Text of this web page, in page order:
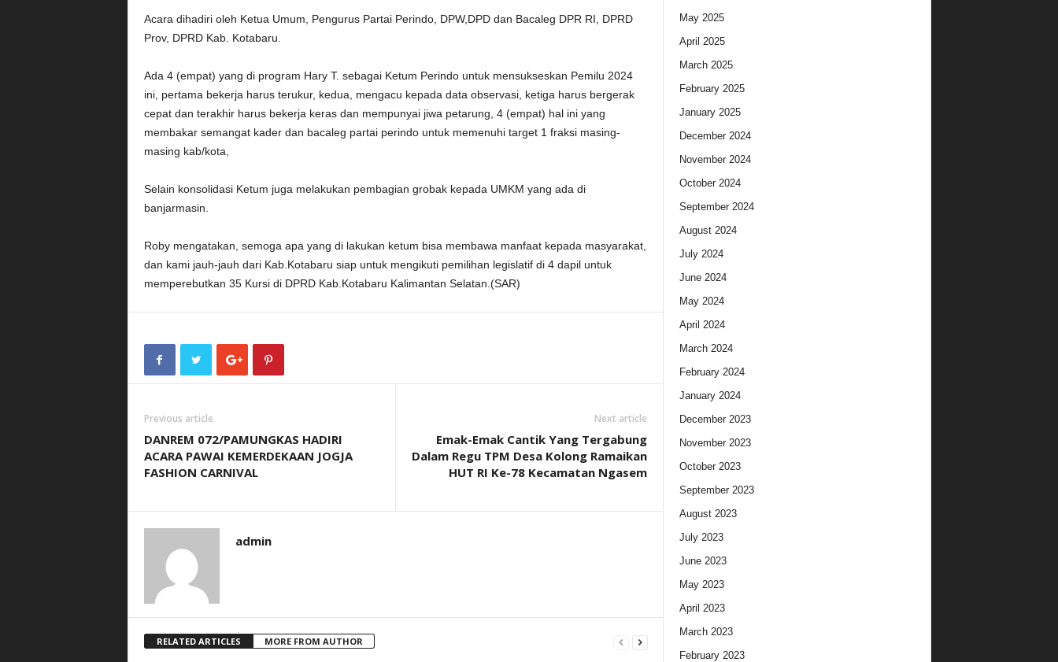
Acara dihadiri oleh Ketua Umum, Pengurus Partai Perindo, DPW,DPD dan Bacaleg DPR RI, DPRD
Prov, DPRD Kab. Kotabaru.
Ada 4 (empat) yang di program Hary T. sebagai Ketum Perindo untuk mensukseskan Pemilu 2024
ini, pertama bekerja harus terukur, kedua, mengacu kepada data observasi, ketiga harus bergerak
cepat dan terakhir harus bekerja keras dan mempunyai jiwa petarung, 4 (empat) hal ini yang
membakar semangat kader dan bacaleg partai perindo untuk memenuhi target 1 fraksi masing-
masing kab/kota,
Selain konsolidasi Ketum juga melakukan pembagian grobak kepada UMKM yang ada di
banjarmasin.
Roby mengatakan, semoga apa yang di lakukan ketum bisa membawa manfaat kepada masyarakat,
dan kami jauh-jauh dari Kab.Kotabaru siap untuk mengikuti pemilihan legislatif di 4 dapil untuk
memperebutkan 35 Kursi di DPRD Kab.Kotabaru Kalimantan Selatan.(SAR)
Previous article
DANREM 072/PAMUNGKAS HADIRI
ACARA PAWAI KEMERDEKAAN JOGJA
FASHION CARNIVAL
Next article
Emak-Emak Cantik Yang Tergabung
Dalam Regu TPM Desa Kolong Ramaikan
HUT RI Ke-78 Kecamatan Ngasem
admin
RELATED ARTICLES MORE FROM AUTHOR
May 2025
April 2025
March 2025
February 2025
January 2025
December 2024
November 2024
October 2024
September 2024
August 2024
July 2024
June 2024
May 2024
April 2024
March 2024
February 2024
January 2024
December 2023
November 2023
October 2023
September 2023
August 2023
July 2023
June 2023
May 2023
April 2023
March 2023
February 2023